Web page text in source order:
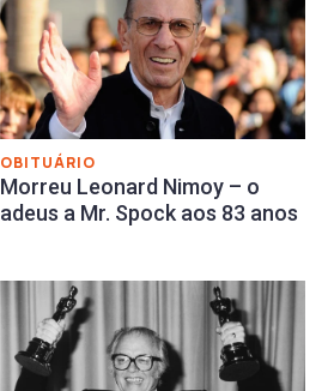
OBITUÁRIO
Morreu Leonard Nimoy – o
adeus a Mr. Spock aos 83 anos